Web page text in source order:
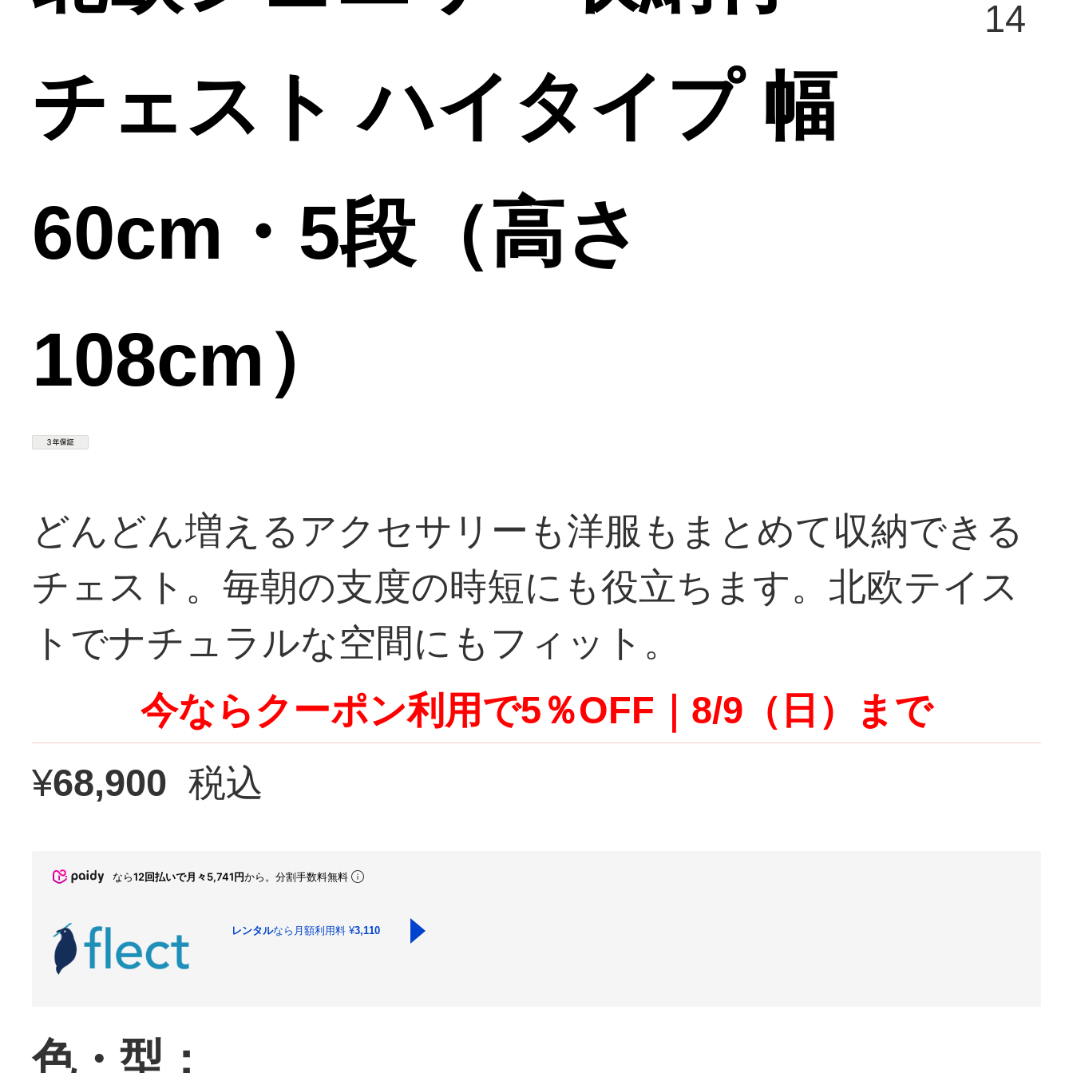
チェスト ハイタイプ 幅
60cm・5段（高さ
108cm）
14
どんどん増えるアクセサリーも洋服もまとめて収納できる
チェスト。毎朝の支度の時短にも役立ちます。北欧テイス
トでナチュラルな空間にもフィット。
今ならクーポン利用で5％OFF｜8/9（日）まで
¥68,900 税込
なら12回払いで月々5,741円から。分割手数料無料
レンタルなら月額利用料¥3,110
色・型：